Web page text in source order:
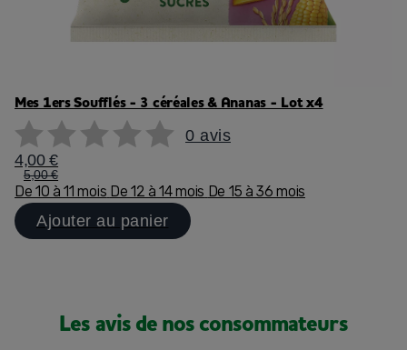
Mes 1ers Soufflés - 3 céréales & Ananas - Lot x4
0 avis
4,00 €
5,00 €
De 10 à 11 mois De 12 à 14 mois De 15 à 36 mois
Ajouter au panier
Les avis de nos consommateurs